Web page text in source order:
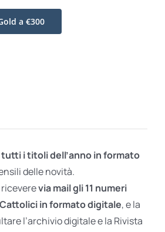
a €300
tutti i titoli dell’anno in formato
delle novità.
via mail gli 11 numeri
in formato digitale, e la
l’archivio digitale e la Rivista